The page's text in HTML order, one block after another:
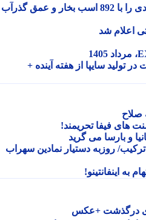
چری جتور F700 پلاگین هیبریدی را با 892 اسب بخار و عمق گذرآب
شد
سایپا از هفته آینده +
فیفا تحریمند!
بارسا می گرید
روزبه دستیار نمادین سهراب
اینفانتینو!
درگذشت +عکس